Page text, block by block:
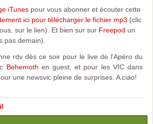
iTunes pour vous abonner et écouter cette
ici pour télécharger le fichier mp3 (clic
sur le lien). Et bien sur sur Freepod un
pas demain).
rdv dès ce soir pour le live de l'Apéro du
Behemoth en guest, et pour les VIC dans
une newsvic pleine de surprises. A ciao!